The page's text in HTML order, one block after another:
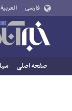
فارسی العربية
صفحه اصلی